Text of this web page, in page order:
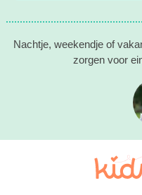
Nachtje, weekendje of
zorgen voor